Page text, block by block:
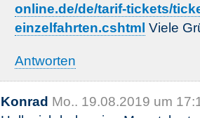
online.de/de/tarif-tickets/
einzelfahrten.cshtml Viele
Antworten
Konrad Mo.. 19.08.2019 um